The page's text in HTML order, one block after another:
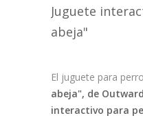
Juguete
abeja"
El juguete para
abeja", de
interactivo para